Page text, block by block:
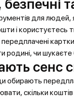
для
і користуєтесь
передплачені
чи шукаєте
сенс
скільки